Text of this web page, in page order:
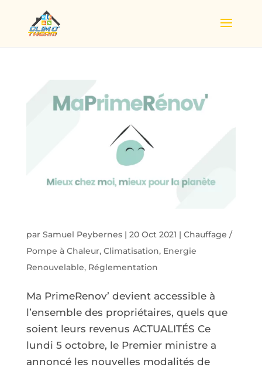
par Samuel Peybernes| 20 Oct 2021 | Chauffage /
Pompe à Chaleur, Climatisation, Energie
Renouvelable, Réglementation
Ma PrimeRenov’ devient accessible à
l’ensemble des propriétaires, quels que
soient leurs revenus ACTUALITÉS Ce
lundi 5 octobre, le Premier ministre a
annoncé les nouvelles modalités de